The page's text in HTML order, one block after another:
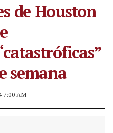
de Houston
semana
7:00 AM